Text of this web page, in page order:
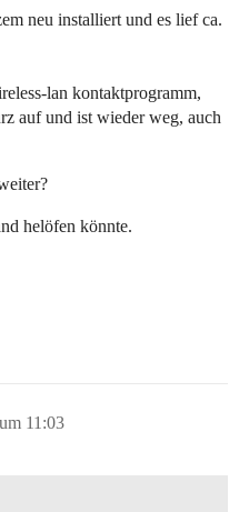
neu installiert und es lief ca.
lan kontaktprogramm,
auf und ist wieder weg, auch
helöfen könnte.
11:03